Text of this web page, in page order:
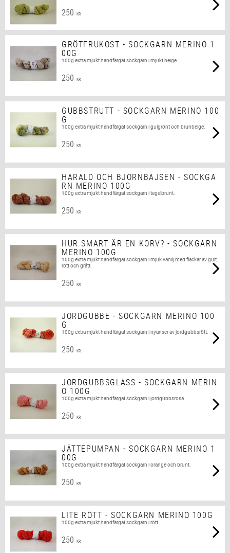
250 KR
GRÖTFRUKOST - SOCKGARN MERINO 1
00G
100g extra mjukt handfärgat sockgarn i mjukt beige.
250 KR
GUBBSTRUTT - SOCKGARN MERINO 100
G
100g extra mjukt handfärgat sockgarn i gulgrönt och brunbeige.
250 KR
HARALD OCH BJÖRNBAJSEN - SOCKGA
RN MERINO 100G
100g extra mjukt handfärgat sockgarn i tegelbrunt.
250 KR
HUR SMART ÄR EN KORV? - SOCKGARN
MERINO 100G
100g extra mjukt handfärgat sockgarn i mjuk vanilj med fläckar av gult,
rött och grått.
250 KR
JORDGUBBE - SOCKGARN MERINO 100
G
100g extra mjukt handfärgat sockgarn i nyanser av jordgubbsrött.
250 KR
JORDGUBBSGLASS - SOCKGARN MERIN
O 100G
100g extra mjukt handfärgat sockgarn i jordgubbsrosa.
250 KR
JÄTTEPUMPAN - SOCKGARN MERINO 1
00G
100g extra mjukt handfärgat sockgarn i orange och brunt.
250 KR
LITE RÖTT - SOCKGARN MERINO 100G
100g extra mjukt handfärgat sockgarn i rött.
250 KR